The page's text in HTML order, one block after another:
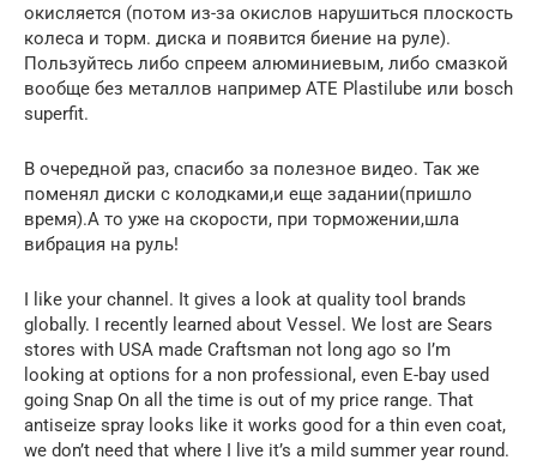
окисляется (потом из-за окислов нарушиться плоскость
колеса и торм. диска и появится биение на руле).
Пользуйтесь либо спреем алюминиевым, либо смазкой
вообще без металлов например ATE Plastilube или bosch
superfit.
В очередной раз, спасибо за полезное видео. Так же
поменял диски с колодками,и еще задании(пришло
время).А то уже на скорости, при торможении,шла
вибрация на руль!
I like your channel. It gives a look at quality tool brands
globally. I recently learned about Vessel. We lost are Sears
stores with USA made Craftsman not long ago so I’m
looking at options for a non professional, even E-bay used
going Snap On all the time is out of my price range. That
antiseize spray looks like it works good for a thin even coat,
we don’t need that where I live it’s a mild summer year round.